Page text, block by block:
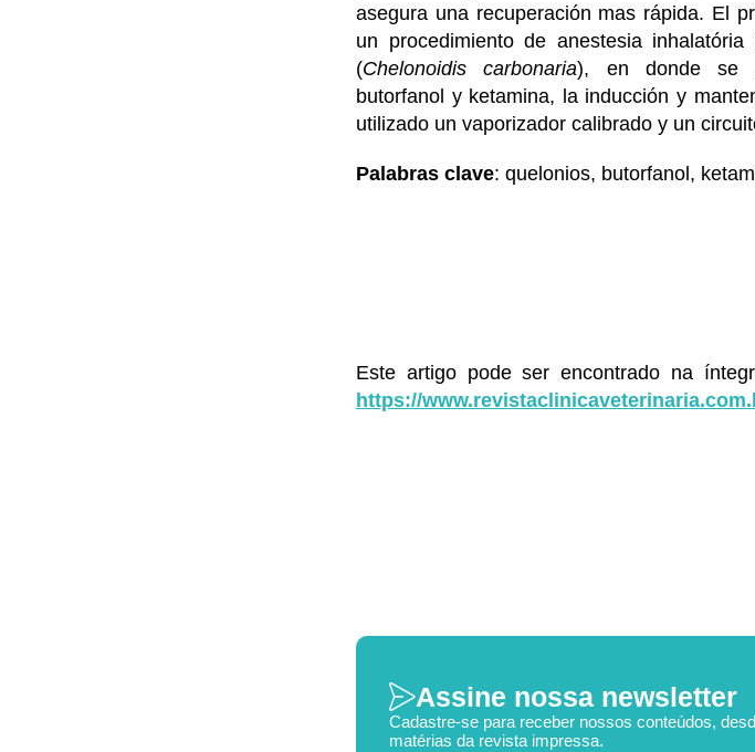
asegura una recuperación mas rápida. El
un procedimiento de anestesia
(Chelonoidis carbonaria), en donde se
butorfanol y ketamina, la inducción y
utilizado un vaporizador calibrado y un
Palabras clave: quelonios, butorfanol,
Este artigo pode ser encontrado na
https://
Assine nossa newsletter
Cadastre-se para receber nossos conteúdos,
matérias da revista impressa.